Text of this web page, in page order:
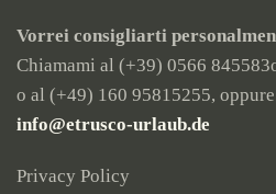
Vorrei consigliarti
Chiamami al (+39) 0566 845583
o al (+49) 160 95815255,
info@etrusco-urlaub.de
Privacy Policy